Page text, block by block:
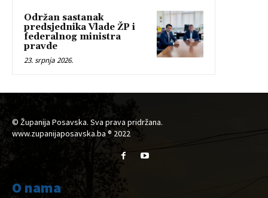
Održan sastanak
predsjednika Vlade ŽP i
federalnog ministra
pravde
23. srpnja 2026.
© Županija Posavska. Sva prava pridržana.
www.zupanijaposavska.ba ® 2022
O nama